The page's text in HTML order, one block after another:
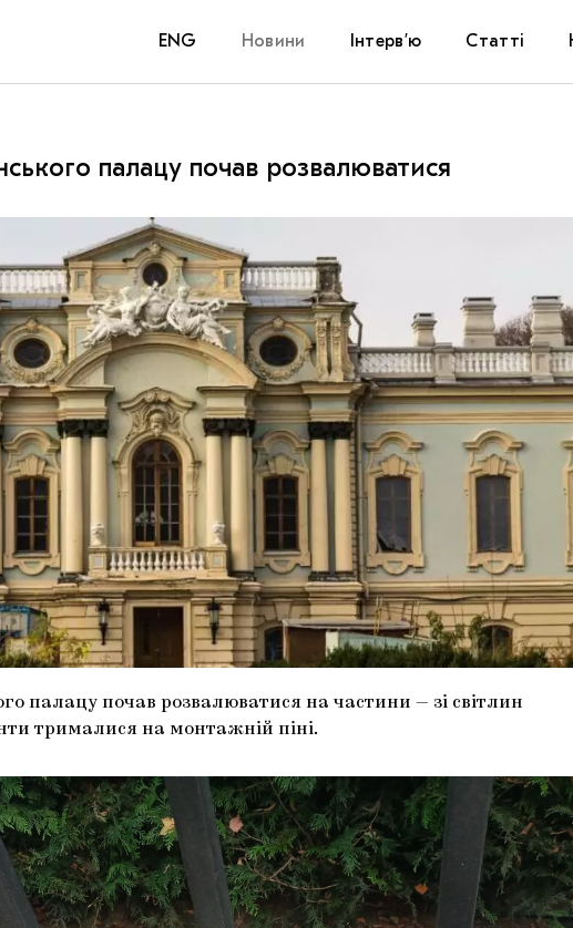
ENG Новини Інтерв’ю Статті
палацу почав розвалюватися
палацу почав розвалюватися на частини — зі світлин
трималися на монтажній піні.